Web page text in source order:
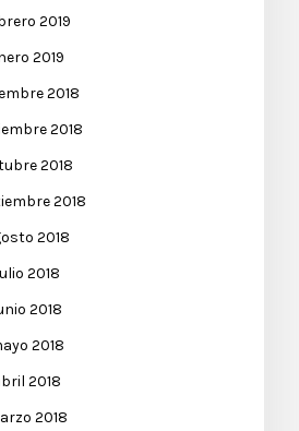
2019
2019
2018
2018
2018
2018
2018
2018
2018
2018
2018
2018